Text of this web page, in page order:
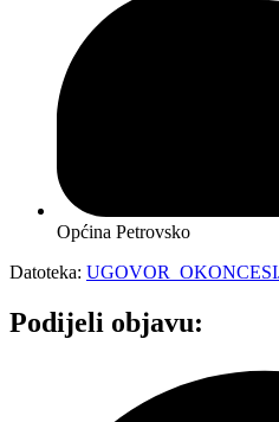
Općina Petrovsko
Datoteka:
Podijeli objavu: